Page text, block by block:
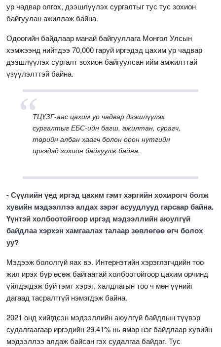
ур чадвар олгох, дээшлүүлэх сургалтыг тус тус зохион
байгуулан ажиллаж байна.
Одоогийн байдлаар манай байгууллага Монгол Улсын
хэмжээнд нийтдээ 70,000 гаруй иргэдэд цахим ур чадвар
дээшлүүлэх сургалт зохион байгуулсан ийм амжилттай
үзүүлэлттэй байна.
ТЦҮЗГ-аас цахим ур чадвар дээшлүүлэх
сургалтыг ЕБС-ийн багш, ажилтан, сурагч,
төрийн албан хаагч болон орон нутгийн
иргэдэд зохион байгуулж байна.
- Сүүлийн үед иргэд цахим гэмт хэргийн хохирогч болж
хувийн мэдээллээ алдах зэрэг асуудлууд гарсаар байна.
Үүнтэй холбоотойгоор иргэд мэдээллийн аюулгүй
байдлаа хэрхэн хамгаалах талаар зөвлөгөө өгч болох
уу?
Мэдээж бололгүй яах вэ. Интернэтийн хэрэглэгчдийн тоо
жил ирэх бүр өсөж байгаатай холбоотойгоор цахим орчинд
үйлдэгдэж буй гэмт хэрэг, халдлагын тоо ч мөн үүнийг
дагаад тасралтгүй нэмэгдэж байна.
2021 онд хийгдсэн мэдээллийн аюулгүй байдлын түүвэр
судалгаагаар иргэдийн 29.41% нь ямар нэг байдлаар хувийн
мэдээллээ алдаж байсан гэх судалгаа байдаг. Тус